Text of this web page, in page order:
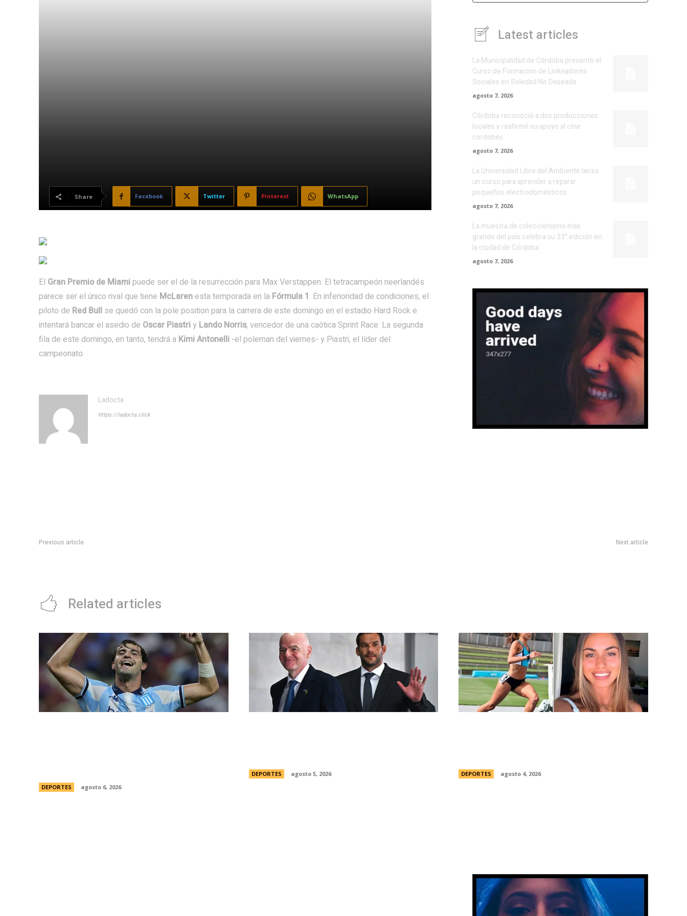
Share Facebook Twitter Pinterest WhatsApp
El Gran Premio de Miamipuede ser el de la resurrección para Max Verstappen. El tetracampeón neerlandés
parece ser el único rival que tiene McLarenesta temporada en la Fórmula 1. En inferioridad de condiciones, el
piloto de Red Bull se quedó con la pole position para la carrera de este domingo en el estadio Hard Rock e
intentará bancar el asedio de Oscar Piastriy Lando Norris, vencedor de una caótica Sprint Race. La segunda
fila de este domingo, en tanto, tendrá a Kimi Antonelli -el poleman del viernes- y Piastri, el líder del
campeonato.
Ladocta
https://ladocta.click
Latest articles
La Municipalidad de Córdoba presentó el
Curso de Formación de Linkeadores
Sociales en Soledad No Deseada
agosto 7, 2026
Córdoba reconoció a dos producciones
locales y reafirmó su apoyo al cine
cordobés
agosto 7, 2026
La Universidad Libre del Ambiente lanza
un curso para aprender a reparar
pequeños electrodomésticos
agosto 7, 2026
La muestra de coleccionismo más
grande del país celebra su 33° edición en
la ciudad de Córdoba
agosto 7, 2026
Previous article Next article
Related articles
DEPORTES agosto 6, 2026
DEPORTES agosto 5, 2026 DEPORTES agosto 4, 2026